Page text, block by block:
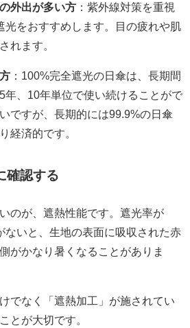
外出が多い方 ：紫外線対策を重視
光をおすすめします。目の疲れや肌
れます。
：100%完全遮光の日傘は、長期間
年、10年単位で使い続けることがで
ですが、長期的には99.9%の日傘
経済的です。
確認する
のが、遮熱性能です。遮光率が
ないと、生地の表面に吸収された赤
がかなり暑くなることがありま
でなく「遮熱加工」が施されてい
とが大切です。